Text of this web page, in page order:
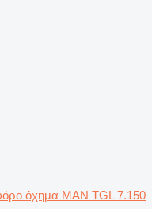
όχημα MAN TGL 7.150